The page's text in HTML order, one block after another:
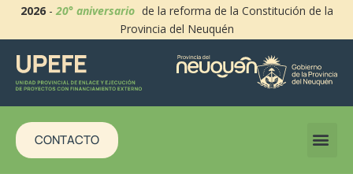
2026-20° aniversario de la reforma de la Constitución de la
Provincia del Neuquén
CONTACTO